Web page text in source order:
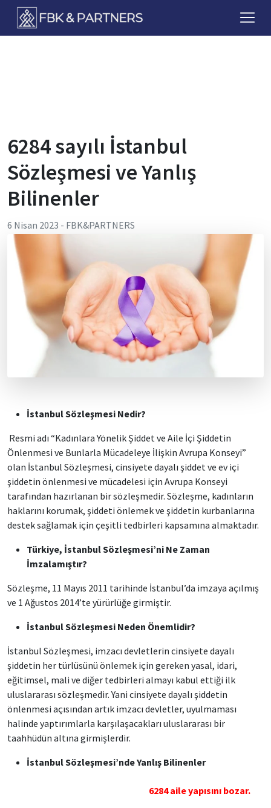
FbkPartners
6284 sayılı İstanbul
Sözleşmesi ve Yanlış
Bilinenler
6 Nisan 2023 - FBK&PARTNERS
İstanbul Sözleşmesi Nedir?
Resmi adı “Kadınlara Yönelik Şiddet ve Aile İçi Şiddetin
Önlenmesi ve Bunlarla Mücadeleye İlişkin Avrupa Konseyi”
olan İstanbul Sözleşmesi, cinsiyete dayalı şiddet ve ev içi
şiddetin önlenmesi ve mücadelesi için Avrupa Konseyi
tarafından hazırlanan bir sözleşmedir. Sözleşme, kadınların
haklarını korumak, şiddeti önlemek ve şiddetin kurbanlarına
destek sağlamak için çeşitli tedbirleri kapsamına almaktadır.
Türkiye, İstanbul Sözleşmesi’ni Ne Zaman
İmzalamıştır?
Sözleşme, 11 Mayıs 2011 tarihinde İstanbul’da imzaya açılmış
ve 1 Ağustos 2014’te yürürlüğe girmiştir.
İstanbul Sözleşmesi Neden Önemlidir?
İstanbul Sözleşmesi, imzacı devletlerin cinsiyete dayalı
şiddetin her türlüsünü önlemek için gereken yasal, idari,
eğitimsel, mali ve diğer tedbirleri almayı kabul ettiği ilk
uluslararası sözleşmedir. Yani cinsiyete dayalı şiddetin
önlenmesi açısından artık imzacı devletler, uyulmaması
halinde yaptırımlarla karşılaşacakları uluslararası bir
taahhüdün altına girmişlerdir.
İstanbul Sözleşmesi’nde Yanlış Bilinenler
6284 aile yapısını bozar.